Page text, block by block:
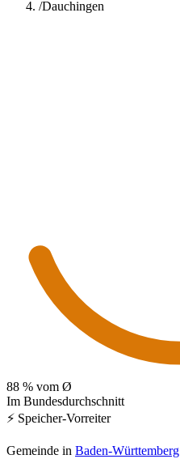
/Dauchingen
88 % vom Ø
Im Bundesdurchschnitt
⚡ Speicher-Vorreiter
Gemeinde in Baden-Württemberg